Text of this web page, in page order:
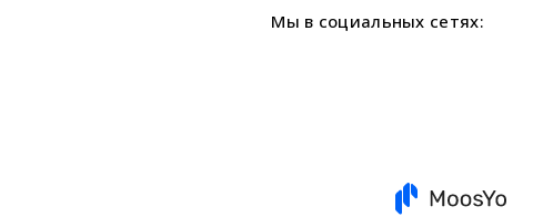
Мы в социальных сетях: